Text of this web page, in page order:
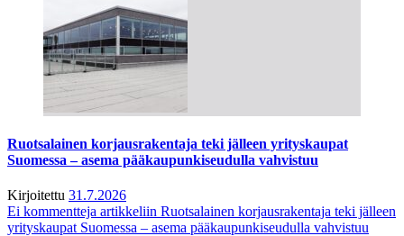
Ruotsalainen korjausrakentaja teki jälleen yrityskaupat
Suomessa – asema pääkaupunkiseudulla vahvistuu
Kirjoitettu 31.7.2026
Ei kommentteja artikkeliin Ruotsalainen korjausrakentaja teki jälleen
yrityskaupat Suomessa – asema pääkaupunkiseudulla vahvistuu